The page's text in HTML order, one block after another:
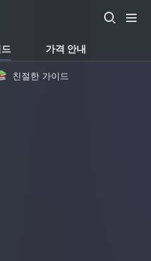
가격 안내
친절한 가이드